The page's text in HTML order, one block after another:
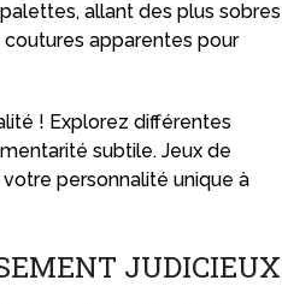
allant des plus sobres
coutures apparentes pour
! Explorez différentes
subtile. Jeux de
personnalité unique à
JUDICIEUX